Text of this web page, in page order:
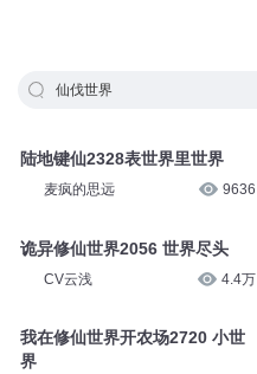
仙伐世界
陆地键仙2328表世界里世界
麦疯的思远 9636
诡异修仙世界2056 世界尽头
CV云浅 4.4万
我在修仙世界开农场2720 小世
界